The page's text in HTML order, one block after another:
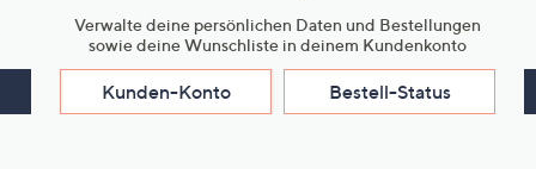
Verwalte deine persönlichen Daten und Bestellungen
sowie deine Wunschliste in deinem Kundenkonto
Kunden-Konto Bestell-Status